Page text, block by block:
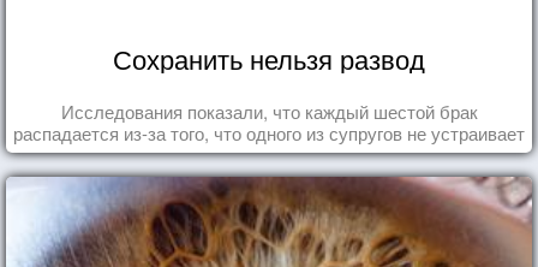
Сохранить нельзя развод
Исследования показали, что каждый шестой брак
распадается из-за того, что одного из супругов не устраивает
та роль, которая выпала ему в семье.